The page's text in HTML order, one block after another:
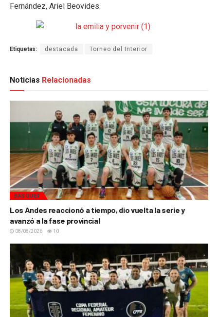
Fernández, Ariel Beovides.
Etiquetas: destacada Torneo del Interior
Noticias Relacionadas
BÁSQUET
Los Andes reaccionó a tiempo, dio vuelta la serie y
avanzó a la fase provincial
08/08/2026 10